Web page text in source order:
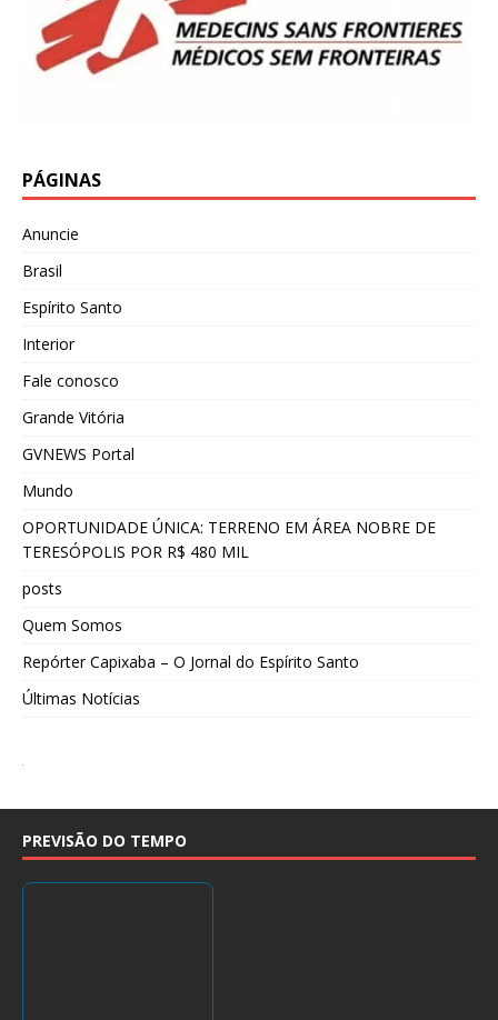
PÁGINAS
Anuncie
Brasil
Espírito Santo
Interior
Fale conosco
Grande Vitória
GVNEWS Portal
Mundo
OPORTUNIDADE ÚNICA: TERRENO EM ÁREA NOBRE DE
TERESÓPOLIS POR R$ 480 MIL
posts
Quem Somos
Repórter Capixaba – O Jornal do Espírito Santo
Últimas Notícias
PREVISÃO DO TEMPO